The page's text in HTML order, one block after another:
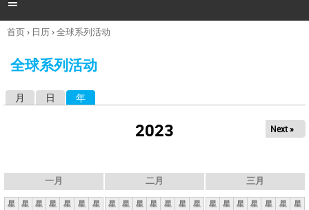

你
这
首页› 日历›全球系列活动
全球系列活动
月 日 年
2023 Next »
一月
星 星 星 星 星 星
星
二月
星 星 星 星 星 星 星
三月
星 星 星 星 星 星 星